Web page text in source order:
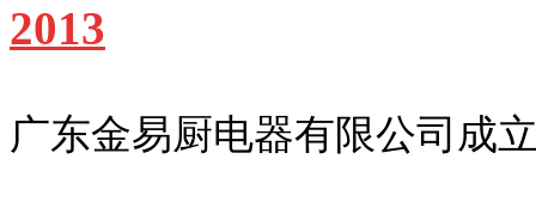
2013
广东金易厨电器有限公司成